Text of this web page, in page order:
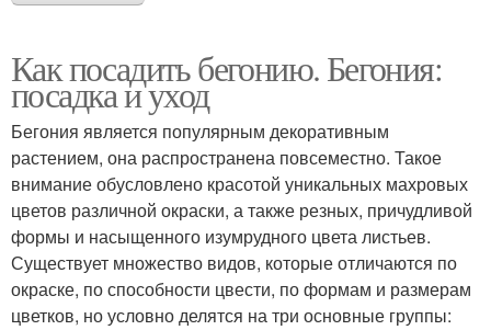
Как посадить бегонию. Бегония:
посадка и уход
Бегония является популярным декоративным
растением, она распространена повсеместно. Такое
внимание обусловлено красотой уникальных махровых
цветов различной окраски, а также резных, причудливой
формы и насыщенного изумрудного цвета листьев.
Существует множество видов, которые отличаются по
окраске, по способности цвести, по формам и размерам
цветков, но условно делятся на три основные группы: